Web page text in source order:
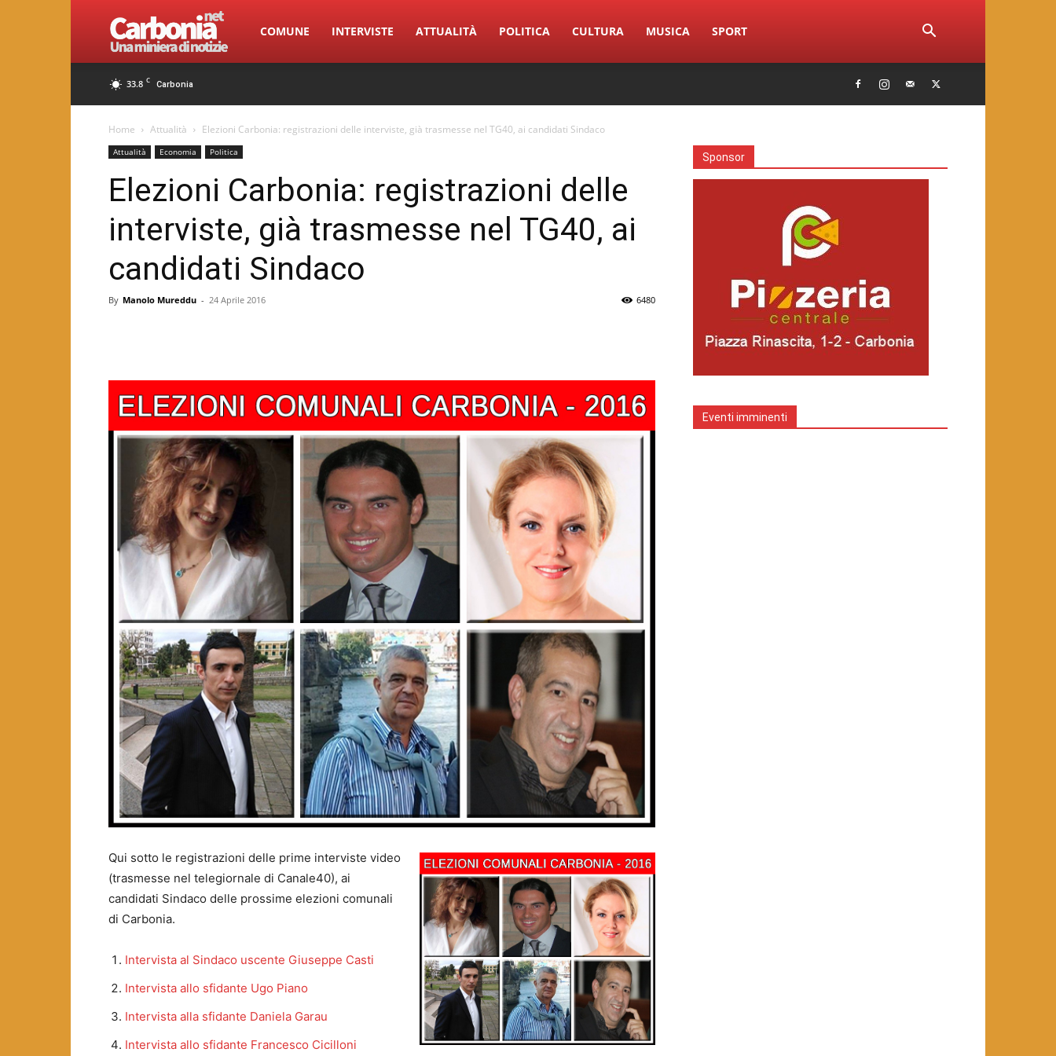
Carbonia.net
COMUNE INTERVISTE ATTUALITÀ POLITICA CULTURA MUSICA SPORT
33.8 C Carbonia
Home Attualità Elezioni Carbonia: registrazioni delle interviste, già trasmesse nel TG40, ai candidati Sindaco
Attualità Economia Politica
Elezioni Carbonia: registrazioni delle
interviste, già trasmesse nel TG40, ai
candidati Sindaco
By Manolo Mureddu - 24 Aprile 2016 6480
Qui sotto le registrazioni delle prime interviste video
(trasmesse nel telegiornale di Canale40), ai
candidati Sindaco delle prossime elezioni comunali
di Carbonia.
Intervista al Sindaco uscente Giuseppe Casti
Intervista allo sfidante Ugo Piano
Intervista alla sfidante Daniela Garau
Intervista allo sfidante Francesco Cicilloni
Sponsor
Eventi imminenti